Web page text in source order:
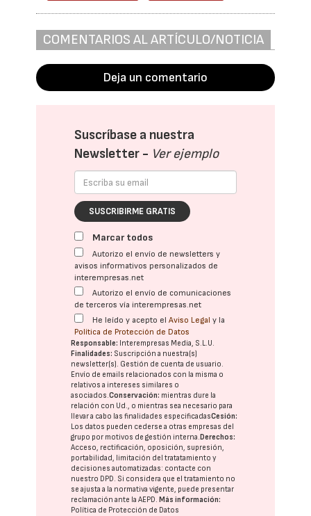
COMENTARIOS AL ARTÍCULO/NOTICIA
Deja un comentario
Suscríbase a nuestra
Newsletter - Ver ejemplo
SUSCRIBIRME GRATIS
Marcar todos
Autorizo el envío de newsletters y
avisos informativos personalizados de
interempresas.net
Autorizo el envío de comunicaciones
de terceros vía interempresas.net
He leído y acepto elAviso Legal y la
Política de Protección de Datos
Responsable: Interempresas Media, S.L.U.
Finalidades: Suscripción a nuestra(s)
newsletter(s). Gestión de cuenta de usuario.
Envío de emails relacionados con la misma o
relativos a intereses similares o
asociados.Conservación: mientras dure la
relación con Ud., o mientras sea necesario para
llevar a cabo las finalidades especificadasCesión:
Los datos pueden cederse a otras empresas del
grupo por motivos de gestión interna. Derechos:
Acceso, rectificación, oposición, supresión,
portabilidad, limitación del tratatamiento y
decisiones automatizadas: contacte con
nuestro DPD. Si considera que el tratamiento no
se ajusta a la normativa vigente, puede presentar
reclamación ante laAEPD. Más información:
Política de Protección de Datos